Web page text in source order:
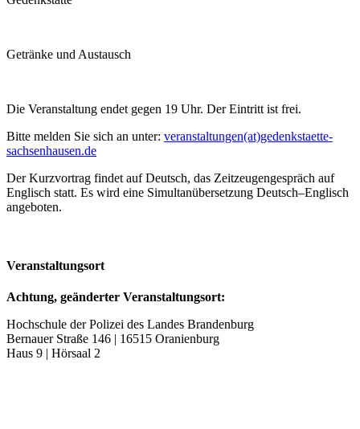
Getränke und Austausch
Die Veranstaltung endet gegen 19 Uhr. Der Eintritt ist frei.
Bitte melden Sie sich an unter: veranstaltungen(at)gedenkstaette-
sachsenhausen.de
Der Kurzvortrag findet auf Deutsch, das Zeitzeugengespräch auf
Englisch statt. Es wird eine Simultanübersetzung Deutsch–Englisch
angeboten.
Veranstaltungsort
Achtung, geänderter Veranstaltungsort:
Hochschule der Polizei des Landes Brandenburg
Bernauer Straße 146 | 16515 Oranienburg
Haus 9 | Hörsaal 2